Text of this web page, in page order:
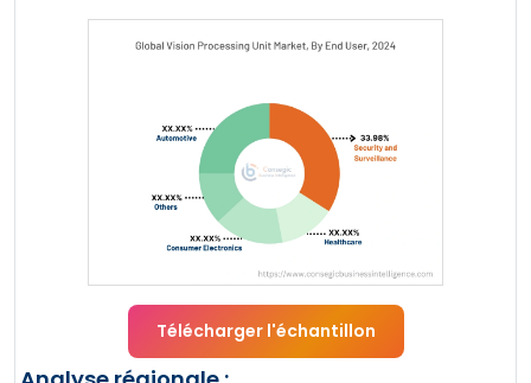
Télécharger l'échantillon